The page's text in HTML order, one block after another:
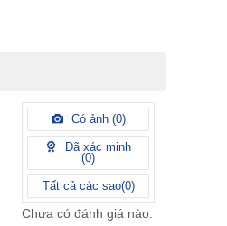
Có ảnh (0)
Đã xác minh
(0)
Tất cả các sao(0)
Chưa có đánh giá nào.